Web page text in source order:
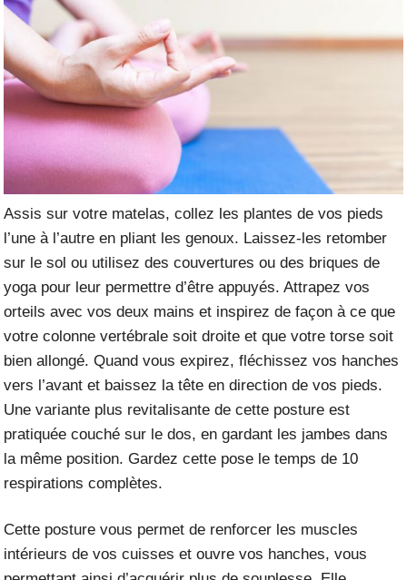
Assis sur votre matelas, collez les plantes de vos pieds
l’une à l’autre en pliant les genoux. Laissez-les retomber
sur le sol ou utilisez des couvertures ou des briques de
yoga pour leur permettre d’être appuyés. Attrapez vos
orteils avec vos deux mains et inspirez de façon à ce que
votre colonne vertébrale soit droite et que votre torse soit
bien allongé. Quand vous expirez, fléchissez vos hanches
vers l’avant et baissez la tête en direction de vos pieds.
Une variante plus revitalisante de cette posture est
pratiquée couché sur le dos, en gardant les jambes dans
la même position. Gardez cette pose le temps de 10
respirations complètes.
Cette posture vous permet de renforcer les muscles
intérieurs de vos cuisses et ouvre vos hanches, vous